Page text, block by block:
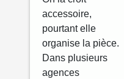
meilleure
table basse
verre selon
les
accessoire,
pourtant elle
organise la pièce.
Dans plusieurs
agences